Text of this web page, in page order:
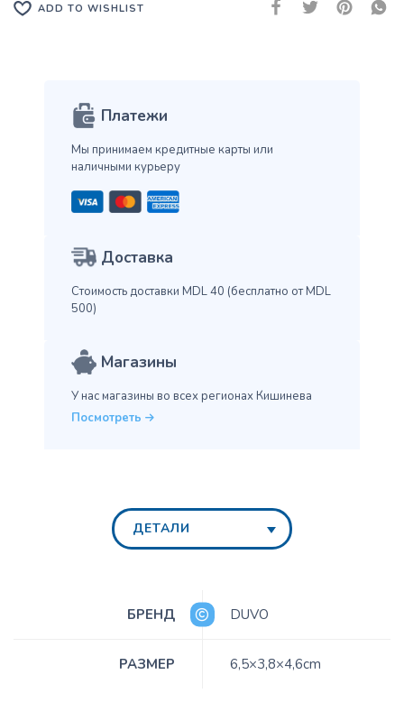
ADD TO WISHLIST
Платежи
Мы принимаем кредитные карты или
наличными курьеру
Доставка
Стоимость доставки MDL 40 (бесплатно от MDL
500)
Магазины
У нас магазины во всех регионах Кишинева
Посмотреть
ДЕТАЛИ
БРЕНД DUVO
РАЗМЕР 6,5×3,8×4,6cm